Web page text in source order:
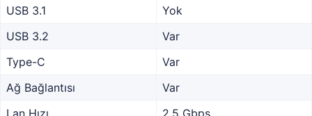
USB 3.1
Yok
USB 3.2
Var
Type-C
Var
Ağ Bağlantısı
Var